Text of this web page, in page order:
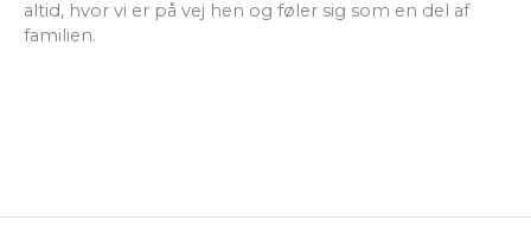
altid, hvor vi er på vej hen og føler sig som en del af
familien.